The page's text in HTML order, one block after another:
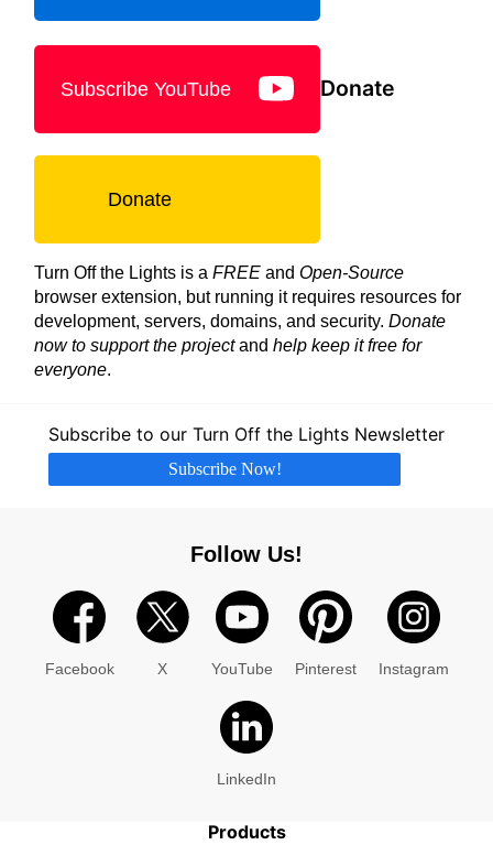
Subscribe YouTube Donate
Donate
Turn Off the Lights is a FREE and Open-Source
browser extension, but running it requires resources for
development, servers, domains, and security. Donate
now to support the projectand help keep it free for
everyone.
Subscribe to our Turn Off the Lights Newsletter
Subscribe Now!
Follow Us!
Facebook X YouTube Pinterest Instagram
LinkedIn
Products